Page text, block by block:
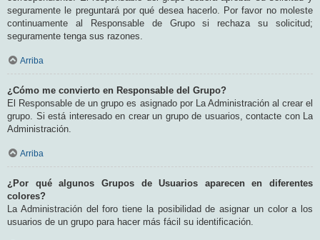
seguramente le preguntará por qué desea hacerlo. Por favor no moleste
continuamente al Responsable de Grupo si rechaza su solicitud;
seguramente tenga sus razones.
Arriba
¿Cómo me convierto en Responsable del Grupo?
El Responsable de un grupo es asignado por La Administración al crear el
grupo. Si está interesado en crear un grupo de usuarios, contacte con La
Administración.
Arriba
¿Por qué algunos Grupos de Usuarios aparecen en diferentes
colores?
La Administración del foro tiene la posibilidad de asignar un color a los
usuarios de un grupo para hacer más fácil su identificación.